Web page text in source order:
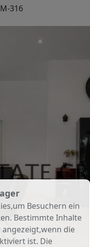
316
Besuchern ein
Bestimmte Inhalte
die
ist. Die